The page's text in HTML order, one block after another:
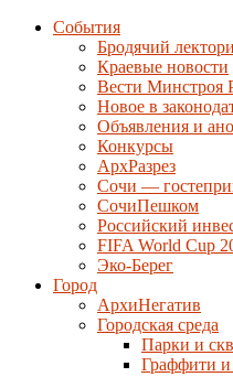
События
Бродячий
Краевые новости
Вести Минстроя
Новое в
Объявления и
Конкурсы
АрхРазрез
Сочи —
СочиПешком
Российский
FIFA World Cup
Эко-Берег
Город
АрхиНегатив
Городская среда
Парки и
Граффити и